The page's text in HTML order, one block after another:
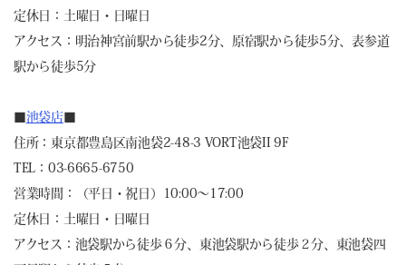
定休日：土曜日・日曜日
アクセス：明治神宮前駅から徒歩2分、原宿駅から徒歩5分、表参道
駅から徒歩5分
■池袋店■
住所：東京都豊島区南池袋2-48-3 VORT池袋II 9F
TEL：03-6665-6750
営業時間：（平日・祝日）10:00～17:00
定休日：土曜日・日曜日
アクセス：池袋駅から徒歩６分、東池袋駅から徒歩２分、東池袋四